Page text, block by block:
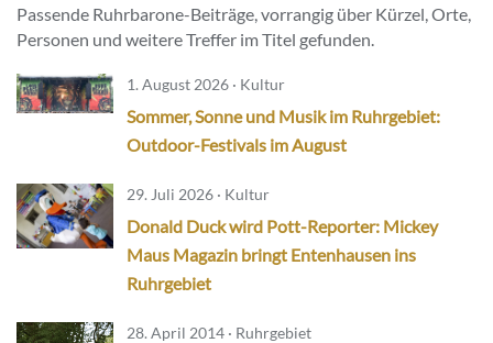
Passende Ruhrbarone-Beiträge, vorrangig über Kürzel, Orte,
Personen und weitere Treffer im Titel gefunden.
1. August 2026 · Kultur
Sommer, Sonne und Musik im Ruhrgebiet:
Outdoor-Festivals im August
29. Juli 2026 · Kultur
Donald Duck wird Pott-Reporter: Mickey
Maus Magazin bringt Entenhausen ins
Ruhrgebiet
28. April 2014 · Ruhrgebiet